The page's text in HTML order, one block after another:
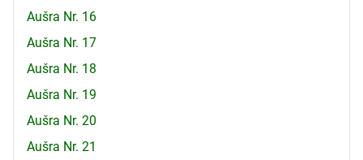
Aušra Nr. 16
Aušra Nr. 17
Aušra Nr. 18
Aušra Nr. 19
Aušra Nr. 20
Aušra Nr. 21